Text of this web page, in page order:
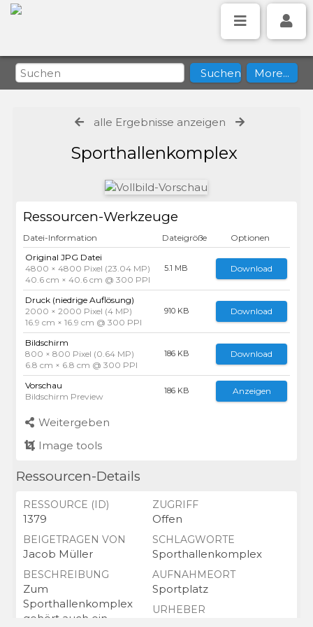
alle Ergebnisse anzeigen
Sporthallenkomplex
Ressourcen-Werkzeuge
Datei-Information Dateigröße
Optionen
Original JPG Datei
4800 × 4800 Pixel (23.04 MP)
40.6 cm × 40.6 cm @ 300 PPI
5.1 MB Download
Druck (niedrige Auflösung)
2000 × 2000 Pixel (4 MP)
16.9 cm × 16.9 cm @ 300 PPI
910 KB Download
Bildschirm
800 × 800 Pixel (0.64 MP)
6.8 cm × 6.8 cm @ 300 PPI
186 KB Download
Vorschau
Bildschirm Preview
186 KB Anzeigen
Weitergeben
Image tools
Ressourcen-Details
RESSOURCE (ID)
1379
ZUGRIFF
Offen
BEIGETRAGEN VON
Jacob Müller
SCHLAGWORTE
Sporthallenkomplex
BESCHREIBUNG
Zum
Sporthallenkomplex
gehört auch ein
AUFNAHMEORT
Sportplatz
URHEBER